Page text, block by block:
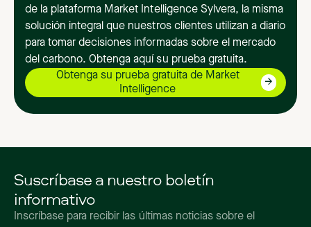
de la plataforma Market Intelligence Sylvera, la misma
solución integral que nuestros clientes utilizan a diario
para tomar decisiones informadas sobre el mercado
del carbono. Obtenga aquí su prueba gratuita.
Obtenga su prueba gratuita de Market
Intelligence
Suscríbase a nuestro boletín
informativo
Inscríbase para recibir las últimas noticias sobre el